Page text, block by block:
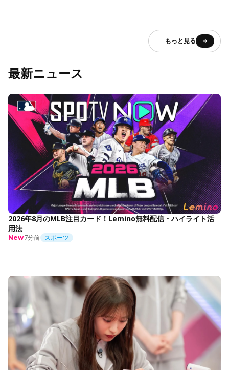
もっと見る
最新ニュース
2026年8月のMLB注目カード！Lemino無料配信・ハイライト活
用法
New7分前 スポーツ